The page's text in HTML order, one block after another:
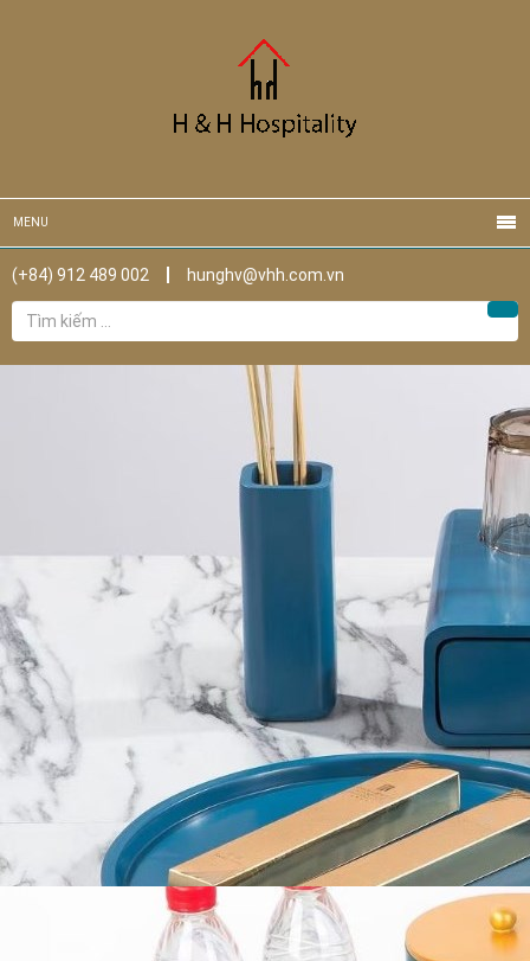
MENU
(+84) 912 489 002
hunghv@vhh.com.vn
Tìm
kiếm
cho: